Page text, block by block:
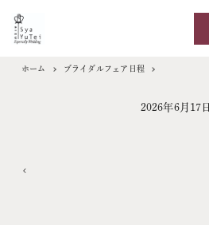
ホーム ブライダルフェア日程
2026年6月17日